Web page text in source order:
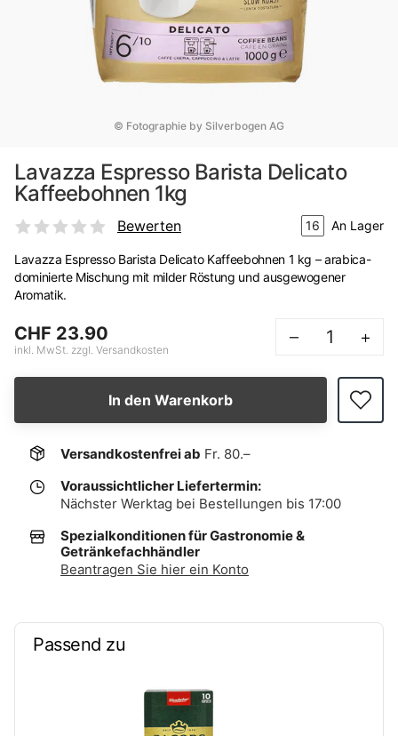
© Fotographie by Silverbogen AG
Lavazza Espresso Barista Delicato
Kaffeebohnen 1kg
Bewerten 16 An Lager
Lavazza Espresso Barista Delicato Kaffeebohnen 1 kg – arabica-
dominierte Mischung mit milder Röstung und ausgewogener
Aromatik.
CHF 23.90
inkl. MwSt. zzgl. Versandkosten
– +
In den Warenkorb
Versandkostenfrei ab Fr. 80.–
Voraussichtlicher Liefertermin:
Nächster Werktag bei Bestellungen bis 17:00
Spezialkonditionen für Gastronomie &
Getränkefachhändler
Beantragen Sie hier ein Konto
Passend zu